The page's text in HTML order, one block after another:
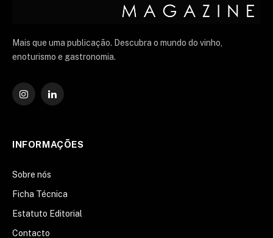
Mais que uma publicação. Descubra o mundo do vinho,
enoturismo e gastronomia.
Instagram
O
INFORMAÇÕES
Sobre nós
Ficha Técnica
Estatuto Editorial
Contacto